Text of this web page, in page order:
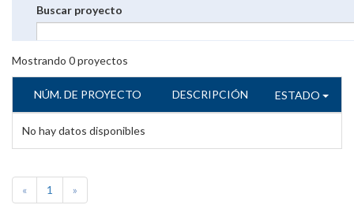
Buscar proyecto
Mostrando 0proyectos
NÚM. DE PROYECTO DESCRIPCIÓN ESTADO
No hay datos disponibles
« 1 »